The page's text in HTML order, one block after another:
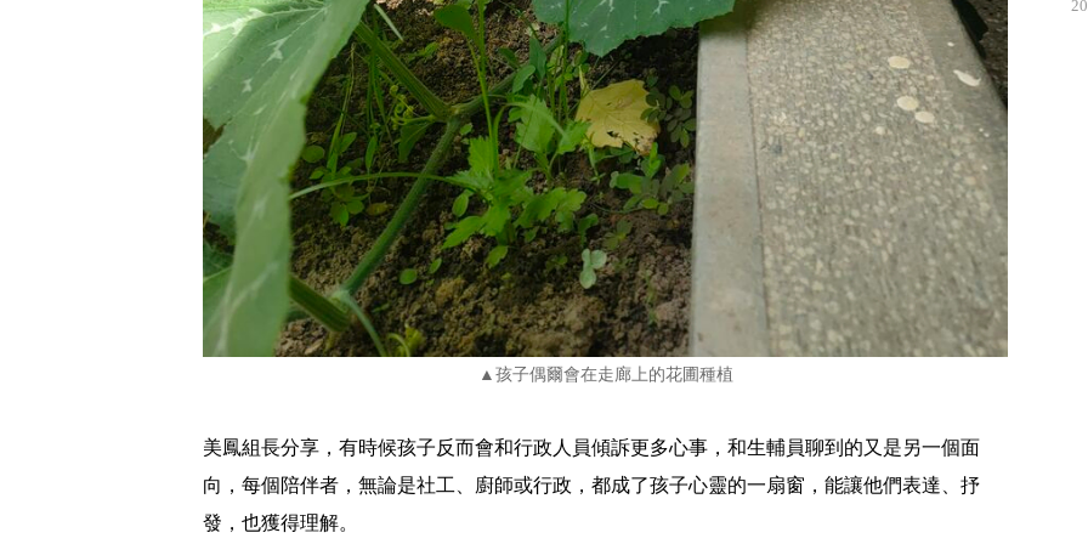
▲孩子偶爾會在走廊上的花圃種植
美鳳組長分享，有時候孩子反而會和行政人員傾訴更多心事，和生輔員聊到的又是另一個面
向，每個陪伴者，無論是社工、廚師或行政，都成了孩子心靈的一扇窗，能讓他們表達、抒
發，也獲得理解。